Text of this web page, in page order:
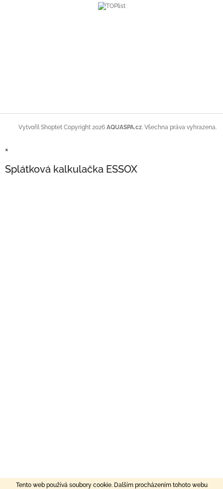
Tento web používá soubory cookie. Dalším procházením tohoto webu
Vytvořil Shoptet Copyright 2026 AQUASPA.cz. Všechna práva vyhrazena.
×
Splátková kalkulačka ESSOX